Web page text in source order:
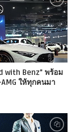
with Benz” พร้อม
ให้ทุกคนมา